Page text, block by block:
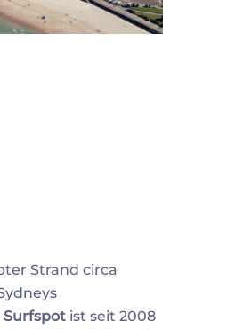
Strand circa
Surfspotist seit 2008